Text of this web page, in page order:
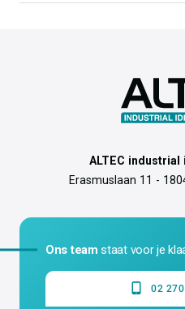
ALTEC
Erasmuslaan 11 -
Ons team staat voor je
02